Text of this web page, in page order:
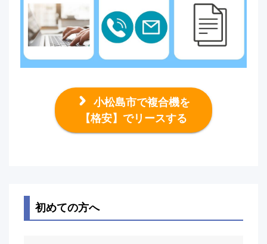
小松島市で複合機を
【格安】でリースする
初めての方へ